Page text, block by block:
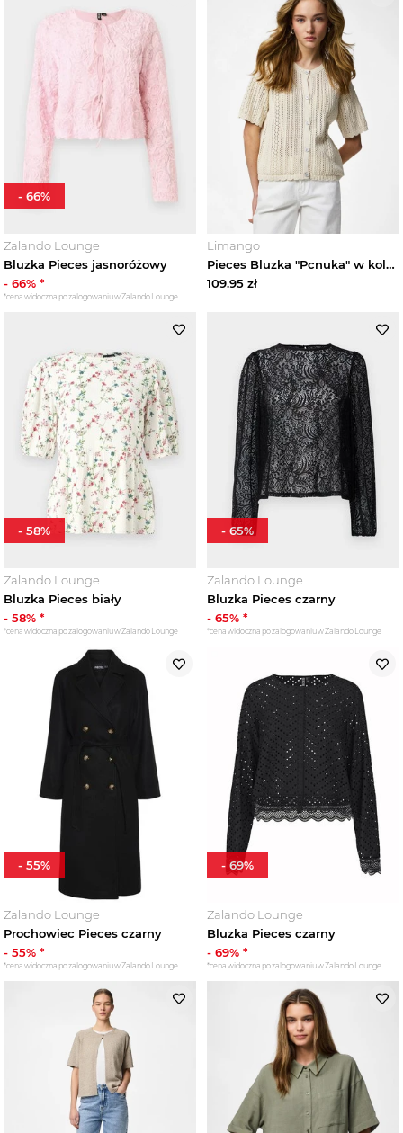
Zalando Lounge
Bluzka Pieces jasnoróżowy
- 66% *
*cena widoczna po zalogowaniu w Zalando Lounge
- 66%
Limango
Pieces Bluzka "Pcnuka" w kolorze beżowym rozmiar: XS
109.95 zł
Zalando Lounge
Bluzka Pieces biały
- 58% *
*cena widoczna po zalogowaniu w Zalando Lounge
- 58%
Zalando Lounge
Bluzka Pieces czarny
- 65% *
*cena widoczna po zalogowaniu w Zalando Lounge
- 65%
Zalando Lounge
Prochowiec Pieces czarny
- 55% *
*cena widoczna po zalogowaniu w Zalando Lounge
- 55%
Zalando Lounge
Bluzka Pieces czarny
- 69% *
*cena widoczna po zalogowaniu w Zalando Lounge
- 69%